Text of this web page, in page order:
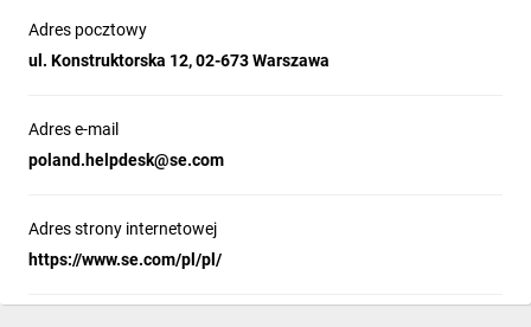
Adres pocztowy
ul. Konstruktorska 12, 02-673 Warszawa
Adres e-mail
poland.helpdesk@se.com
Adres strony internetowej
https://www.se.com/pl/pl/